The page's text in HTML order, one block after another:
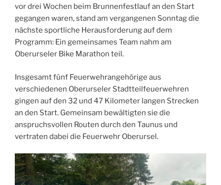
vor drei Wochen beim Brunnenfestlauf an den Start
gegangen waren, stand am vergangenen Sonntag die
nächste sportliche Herausforderung auf dem
Programm: Ein gemeinsames Team nahm am
Oberurseler Bike Marathon teil.
Insgesamt fünf Feuerwehrangehörige aus
verschiedenen Oberurseler Stadtteilfeuerwehren
gingen auf den 32 und 47 Kilometer langen Strecken
an den Start. Gemeinsam bewältigten sie die
anspruchsvollen Routen durch den Taunus und
vertraten dabei die Feuerwehr Oberursel.